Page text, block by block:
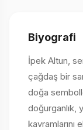
Biyografi
İpek Altun,
çağdaş bir
doğa
doğurganlık,
kavramlarını